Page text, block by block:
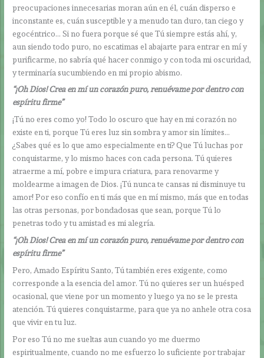
preocupaciones innecesarias moran aún en él, cuán disperso e
inconstante es, cuán susceptible y a menudo tan duro, tan ciego y
egocéntrico… Si no fuera porque sé que Tú siempre estás ahí, y,
aun siendo todo puro, no escatimas el abajarte para entrar en mí y
purificarme, no sabría qué hacer conmigo y con toda mi oscuridad,
y terminaría sucumbiendo en mi propio abismo.
“¡Oh Dios! Crea en mí un corazón puro, renuévame por dentro con
espíritu firme”
¡Tú no eres como yo! Todo lo oscuro que hay en mi corazón no
existe en ti, porque Tú eres luz sin sombra y amor sin límites…
¿Sabes qué es lo que amo especialmente en ti? Que Tú luchas por
conquistarme, y lo mismo haces con cada persona. Tú quieres
atraerme a mí, pobre e impura criatura, para renovarme y
moldearme a imagen de Dios. ¡Tú nunca te cansas ni disminuye tu
amor! Por eso confío en ti más que en mí mismo, más que en todas
las otras personas, por bondadosas que sean, porque Tú lo
penetras todo y tu amistad es mi alegría.
“¡Oh Dios! Crea en mí un corazón puro, renuévame por dentro con
espíritu firme”
Pero, Amado Espíritu Santo, Tú también eres exigente, como
corresponde a la esencia del amor. Tú no quieres ser un huésped
ocasional, que viene por un momento y luego ya no se le presta
atención. Tú quieres conquistarme, para que ya no anhele otra cosa
que vivir en tu luz.
Por eso Tú no me sueltas aun cuando yo me duermo
espiritualmente, cuando no me esfuerzo lo suficiente por trabajar